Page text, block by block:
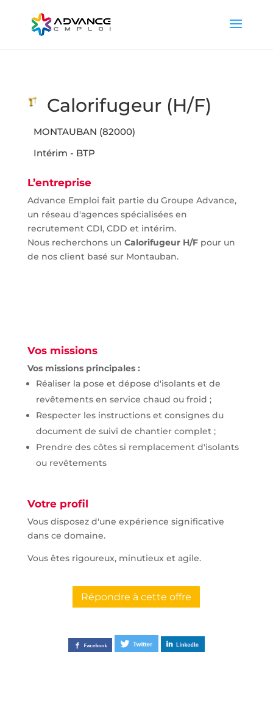
Calorifugeur (H/F)
MONTAUBAN (82000)
Intérim - BTP
L’entreprise
Advance Emploi fait partie du Groupe Advance,
un réseau d'agences spécialisées en
recrutement CDI, CDD et intérim.
Nous recherchons un Calorifugeur H/F pour un
de nos client basé sur Montauban.
Vos missions
Vos missions principales :
Réaliser la pose et dépose d'isolants et de
revêtements en service chaud ou froid ;
Respecter les instructions et consignes du
document de suivi de chantier complet ;
Prendre des côtes si remplacement d'isolants
ou revêtements
Votre profil
Vous disposez d'une expérience significative
dans ce domaine.
Vous êtes rigoureux, minutieux et agile.
Répondre à cette offre